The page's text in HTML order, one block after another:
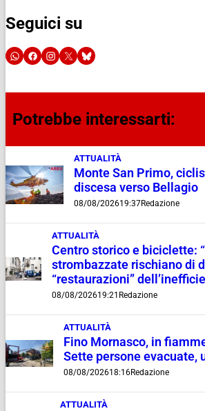
Seguici su
Potrebbe interessarti:
ATTUALITÀ
Monte San Primo,
discesa verso Bellagio
08/08/202619:37Redazione
ATTUALITÀ
Centro storico e biciclette:
strombazzate rischiano di
“restaurazioni”
08/08/202619:21 Redazione
ATTUALITÀ
Fino Mornasco, in
Sette persone evacuate,
08/08/202618:16Redazione
ATTUALITÀ